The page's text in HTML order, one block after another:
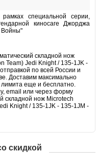
специальной серии,
киносаге Джорджа
Войны"
складной нож
Team) Jedi Knight / 135-1JK -
по всей России и
Доставим максимально
еще и бесплатно.
email или через форму
складной нож Microtech
Knight / 135-1JK - 135-1JM -
скидкой